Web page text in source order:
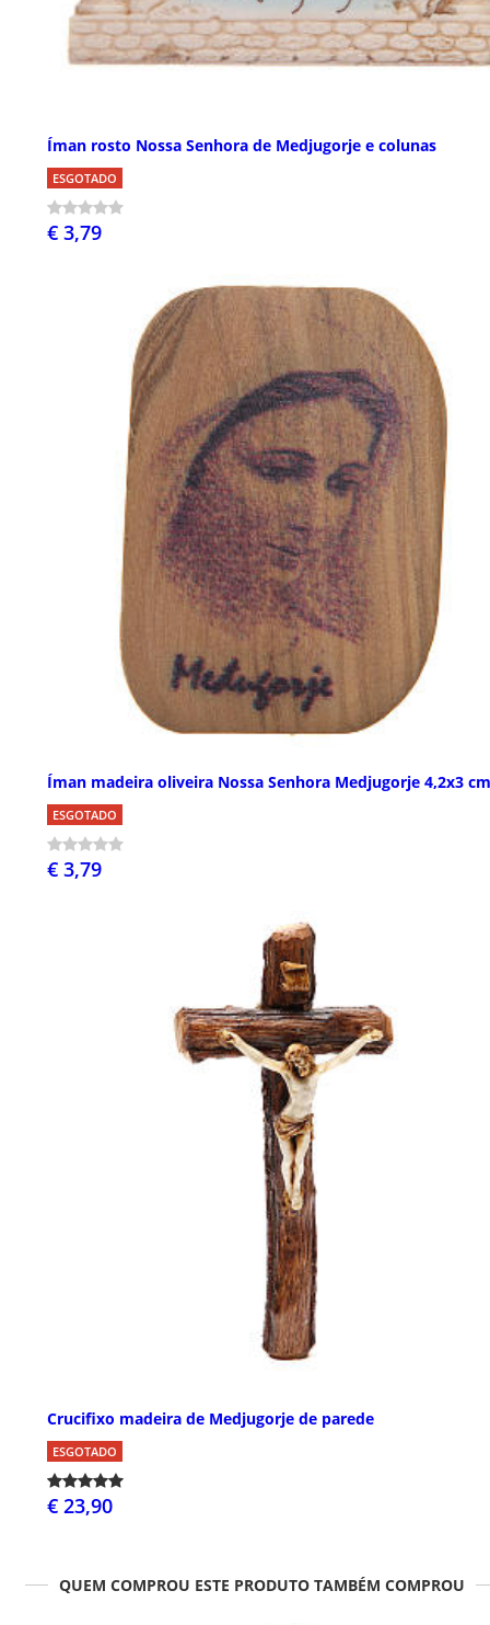
Íman rosto Nossa Senhora de Medjugorje e colunas
ESGOTADO
€ 3,79
Íman madeira oliveira Nossa Senhora Medjugorje 4,2x3 cm
ESGOTADO
€ 3,79
Crucifixo madeira de Medjugorje de parede
ESGOTADO
€ 23,90
QUEM COMPROU ESTE PRODUTO TAMBÉM COMPROU